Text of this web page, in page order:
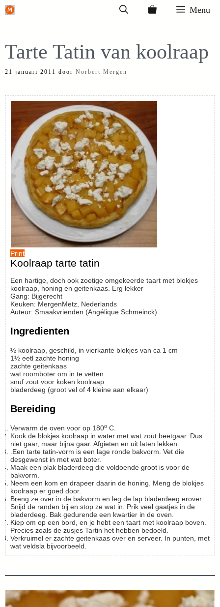
Ga
inhoud
Menu
Tarte Tatin van koolraap
21 januari 2011 door Norbert Mergen
Print
Koolraap tarte tatin
Een hartige, doch ook zoetige omgekeerde taart met blokjes
koolraap, honing en geitenkaas. Erg lekker
Gang: Bijgerecht
Keuken: MergenMetz, Nederlands
Auteur: Smaakvrienden (Angélique Schmeinck)
Ingredienten
½ koolraap, geschild, in vierkante blokjes van ca 1 cm
1½ eetl zachte honing
zachte geitenkaas
wat roomboter om in te vetten
snuf zout voor koken koolraap
bladerdeeg (groot vel of 4 kleine aan elkaar)
Bereiding
Verwarm de oven voor op 180o C.
Kook de blokjes koolraap in water met wat zout beetgaar. Dus
niet gaar, maar bijna gaar. Afgieten en uit laten lekken.
.Een tarte tatin-vorm is een lage ronde bakvorm. Vet die
desgewenst in met wat boter.
Maak een plak bladerdeeg die voldoende groot is voor de
bakvorm.
Neem een kom en drapeer daarin de honing. Meng de blokjes
koolraap er goed door.
Breng ze over in de bakvorm en leg de lap bladerdeeg erover.
Snijd de randen bij en stop ze wat in. Prik veel gaatjes in de
bladerdeeg. Bak gedurende een kwartier in de oven.
Kiep om op een bord, en je hebt een taart met koolraap boven.
Precies zoals de zusjes Tartin het hebben bedoeld.
Verkruimel er zachte geitenkaas over en serveer. In punten, met
wat veldsla bijvoorbeeld.